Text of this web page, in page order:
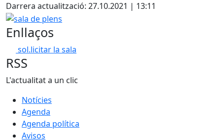
Darrera actualització: 27.10.2021 | 13:11
sala de plens
Enllaços
sol.licitar la sala
RSS
L'actualitat a un clic
Notícies
Agenda
Agenda política
Avisos